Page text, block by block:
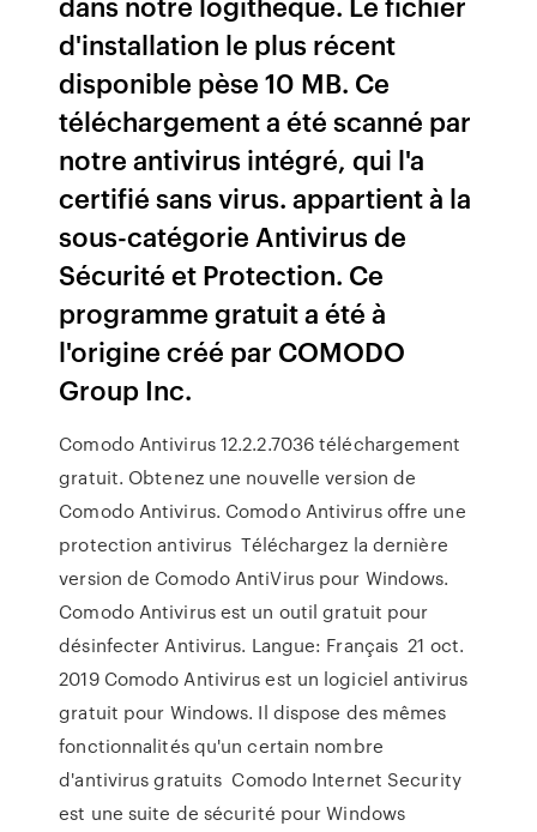
d'installation le plus récent
disponible pèse 10 MB. Ce
téléchargement a été scanné par
notre antivirus intégré, qui l'a
certifié sans virus. appartient à la
sous-catégorie Antivirus de
Sécurité et Protection. Ce
programme gratuit a été à
l'origine créé par COMODO
Group Inc.
Comodo Antivirus 12.2.2.7036 téléchargement
gratuit. Obtenez une nouvelle version de
Comodo Antivirus. Comodo Antivirus offre une
protection antivirus Téléchargez la dernière
version de Comodo AntiVirus pour Windows.
Comodo Antivirus est un outil gratuit pour
désinfecter Antivirus. Langue: Français 21 oct.
2019 Comodo Antivirus est un logiciel antivirus
gratuit pour Windows. Il dispose des mêmes
fonctionnalités qu'un certain nombre
d'antivirus gratuits Comodo Internet Security
est une suite de sécurité pour Windows